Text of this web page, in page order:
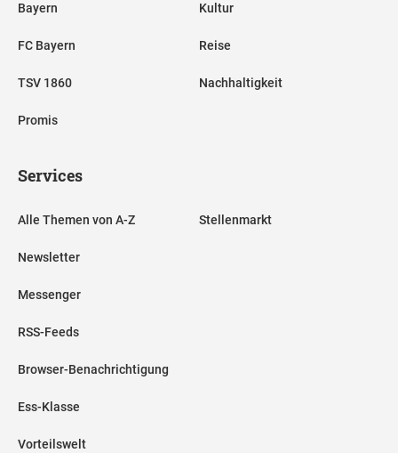
Bayern
FC Bayern
TSV 1860
Promis
Kultur
Reise
Nachhaltigkeit
Services
Alle Themen von A-Z
Newsletter
Messenger
RSS-Feeds
Browser-Benachrichtigung
Ess-Klasse
Vorteilswelt
Stellenmarkt